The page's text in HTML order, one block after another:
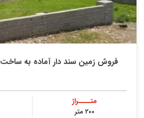
فروش زمین سند دار آماده به ساخت ۲۰۰ متری در نور
متــــراژ
۲۰۰ متر